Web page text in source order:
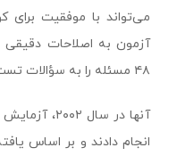
آزمون به اصلاحات دقیقی
۴۸ مسئله را به سؤالات تست نئو اضافه کردند.
انجام دادند و بر اساس